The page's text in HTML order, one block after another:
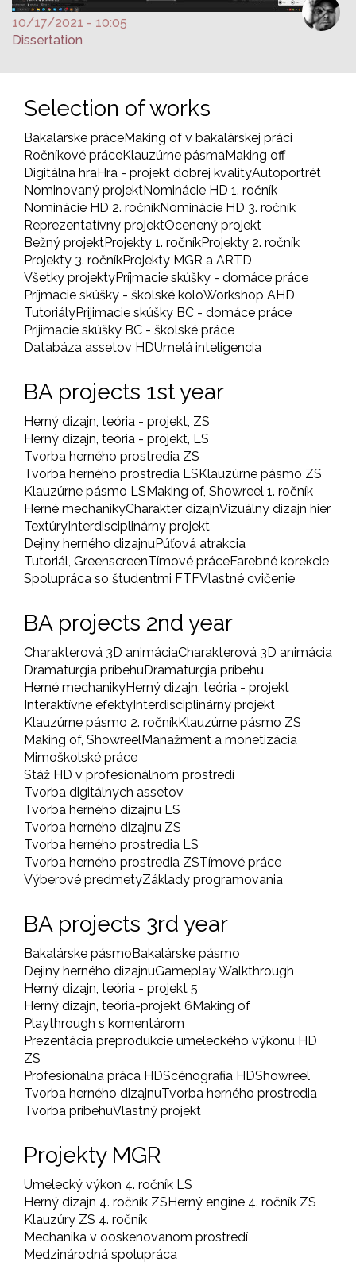
10/17/2021 - 10:05
Dissertation
Selection of works
Bakalárske práceMaking of v bakalárskej práci
Ročníkové práceKlauzúrne pásmaMaking off
Digitálna hraHra - projekt dobrej kvalityAutoportrét
Nominovaný projektNominácie HD 1. ročník
Nominácie HD 2. ročníkNominácie HD 3. ročník
Reprezentatívny projektOcenený projekt
Bežný projektProjekty 1. ročníkProjekty 2. ročník
Projekty 3. ročníkProjekty MGR a ARTD
Všetky projektyPríjmacie skúšky - domáce práce
Príjmacie skúšky - školské koloWorkshop AHD
TutoriályPrijimacie skúšky BC - domáce práce
Prijimacie skúšky BC - školské práce
Databáza assetov HDUmelá inteligencia
BA projects 1st year
Herný dizajn, teória - projekt, ZS
Herný dizajn, teória - projekt, LS
Tvorba herného prostredia ZS
Tvorba herného prostredia LSKlauzúrne pásmo ZS
Klauzúrne pásmo LSMaking of, Showreel 1. ročník
Herné mechanikyCharakter dizajnVizuálny dizajn hier
TextúryInterdisciplinárny projekt
Dejiny herného dizajnuPúťová atrakcia
Tutoriál, GreenscreenTímové práceFarebné korekcie
Spolupráca so študentmi FTFVlastné cvičenie
BA projects 2nd year
Charakterová 3D animáciaCharakterová 3D animácia
Dramaturgia príbehuDramaturgia príbehu
Herné mechanikyHerný dizajn, teória - projekt
Interaktívne efektyInterdisciplinárny projekt
Klauzúrne pásmo 2. ročníkKlauzúrne pásmo ZS
Making of, ShowreelManažment a monetizácia
Mimoškolské práce
Stáž HD v profesionálnom prostredí
Tvorba digitálnych assetov
Tvorba herného dizajnu LS
Tvorba herného dizajnu ZS
Tvorba herného prostredia LS
Tvorba herného prostredia ZSTímové práce
Výberové predmetyZáklady programovania
BA projects 3rd year
Bakalárske pásmoBakalárske pásmo
Dejiny herného dizajnuGameplay Walkthrough
Herný dizajn, teória - projekt 5
Herný dizajn, teória-projekt 6Making of
Playthrough s komentárom
Prezentácia preprodukcie umeleckého výkonu HD
ZS
Profesionálna práca HDScénografia HDShowreel
Tvorba herného dizajnuTvorba herného prostredia
Tvorba príbehuVlastný projekt
Projekty MGR
Umelecký výkon 4. ročník LS
Herný dizajn 4. ročník ZSHerný engine 4. ročník ZS
Klauzúry ZS 4. ročník
Mechanika v ooskenovanom prostredí
Medzinárodná spolupráca